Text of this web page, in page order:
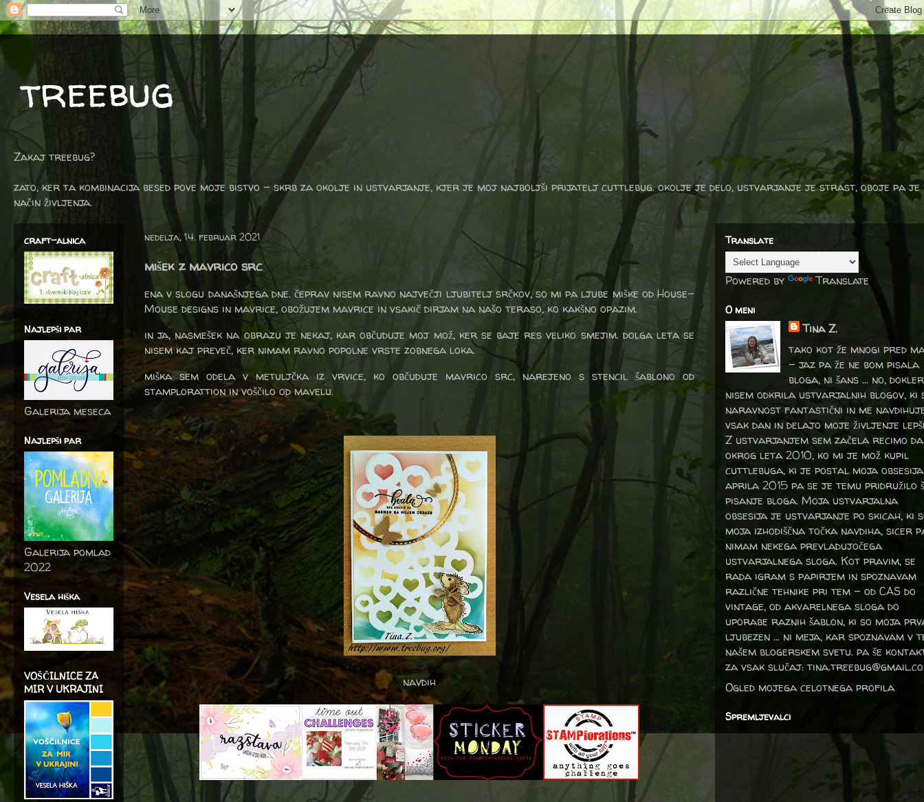
treebug
Zakaj treebug?
zato, ker ta kombinacija besed pove moje bistvo - skrb za okolje in ustvarjanje, kjer je moj najboljši prijatelj cuttlebug. okolje je delo, ustvarjanje je strast, oboje pa je
način življenja.
nedelja, 14. februar 2021
mišek z mavrico src
ena v slogu današnjega dne. čeprav nisem ravno največji ljubitelj srčkov, so mi pa ljube miške od House-
Mouse designs in mavrice, obožujem mavrice in vsakič dirjam na našo teraso, ko kakšno opazim.
in ja, nasmešek na obrazu je nekaj, kar občuduje moj mož, ker se baje res veliko smejim. dolga leta se
nisem kaj preveč, ker nimam ravno popolne vrste zobnega loka.
miška sem odela v metuljčka iz vrvice, ko občuduje mavrico src, narejeno s stencil šablono od
stamplorattion in voščilo od mavelu.
navdih
craft-alnica
Najlepši par
Galerija meseca
Najlepši par
Galerija pomlad
2022
Vesela hiška
VOŠČILNICE ZA
MIR V UKRAJINI
Translate
Powered by Translate
O meni
Tina Z.
tako kot že mnogi pred
- jaz pa že ne bom pisala
bloga, ni šans ... no, dokler
nisem odkrila ustvarjalnih blogov, ki
naravnost fantastični in me
vsak dan in delajo moje življenje
Z ustvarjanjem sem začela recimo da
okrog leta 2010, ko mi je mož kupil
cuttlebuga, ki je postal moja
aprila 2015 pa se je temu pridružilo
pisanje bloga. Moja ustvarjalna
obsesija je ustvarjanje po skicah, ki
moja izhodiščna točka navdiha, sicer
nimam nekega prevladujočega
ustvarjalnega sloga. Kot pravim, se
rada igram s papirjem in spoznavam
različne tehnike pri tem – od CAS do
vintage, od akvarelnega sloga do
uporabe raznih šablon, ki so moja
ljubezen … ni meja, kar spoznavam v
našem blogerskem svetu. pa še
za vsak slučaj:
Ogled mojega celotnega profila
Spremljevalci